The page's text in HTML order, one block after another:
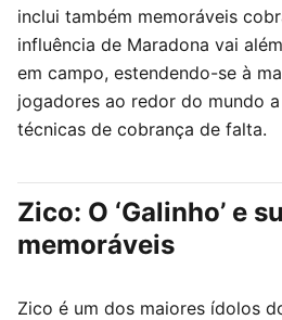
inclui também memoráveis
influência de Maradona vai
em campo, estendendo-se à
jogadores ao redor do mundo
técnicas de cobrança de falta.
Zico: O ‘Galinho’ e
memoráveis
Zico é um dos maiores ídolos